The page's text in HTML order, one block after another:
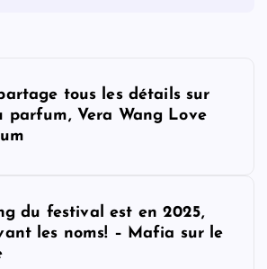
tous les détails sur
parfum, Vera Wang Love
du festival est en 2025,
les noms! – Mafia sur le